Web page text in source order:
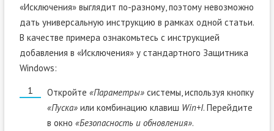
«Исключения» выглядит по-разному, поэтому невозможно
дать универсальную инструкцию в рамках одной статьи.
В качестве примера ознакомьтесь с инструкцией
добавления в «Исключения» у стандартного Защитника
Windows:
Откройте «Параметры»системы, используя кнопку
«Пуска»или комбинацию клавиш Win+I. Перейдите
в окно «Безопасность и обновления».